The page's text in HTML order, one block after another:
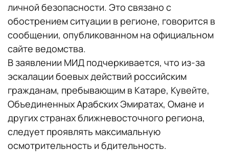
личной безопасности. Это связано с
обострением ситуации в регионе, говорится в
сообщении, опубликованном на официальном
сайте ведомства.
В заявлении МИД подчеркивается, что из-за
эскалации боевых действий российским
гражданам, пребывающим в Катаре, Кувейте,
Объединенных Арабских Эмиратах, Омане и
других странах ближневосточного региона,
следует проявлять максимальную
осмотрительность и бдительность.